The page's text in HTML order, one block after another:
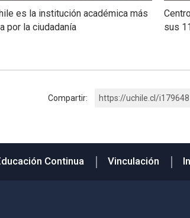
es la institución académica más
por la ciudadanía
sus
Compartir: https://uchile.cl/i179648
Continua Vinculación